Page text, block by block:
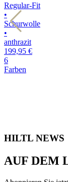
Regular-Fit
•
Schurwolle
•
anthrazit
199,95 €
6
Farben
HILTL NEWS
AUF DEM